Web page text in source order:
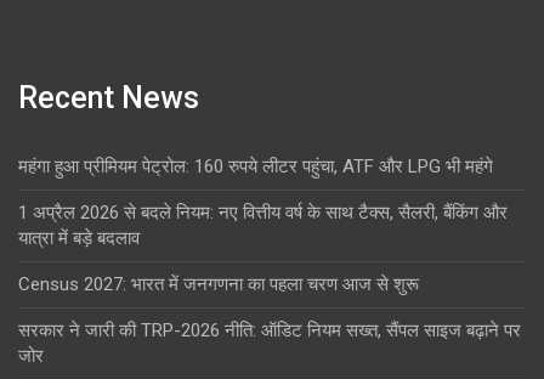
Recent News
महंगा हुआ प्रीमियम पेट्रोल: 160 रुपये लीटर पहुंचा, ATF और LPG भी महंगे
1 अप्रैल 2026 से बदले नियम: नए वित्तीय वर्ष के साथ टैक्स, सैलरी, बैंकिंग और
यात्रा में बड़े बदलाव
Census 2027: भारत में जनगणना का पहला चरण आज से शुरू
सरकार ने जारी की TRP-2026 नीति: ऑडिट नियम सख्त, सैंपल साइज बढ़ाने पर
जोर